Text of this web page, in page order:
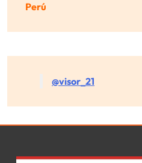
Perú
@visor_21